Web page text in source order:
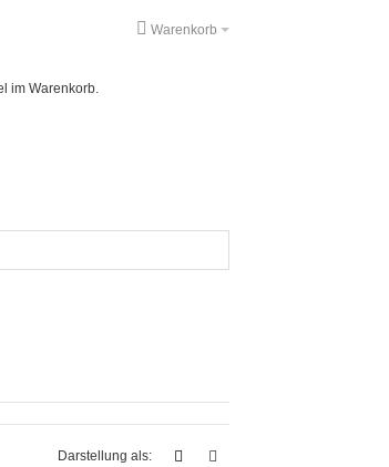
Warenkorb
im Warenkorb.
Darstellung als: